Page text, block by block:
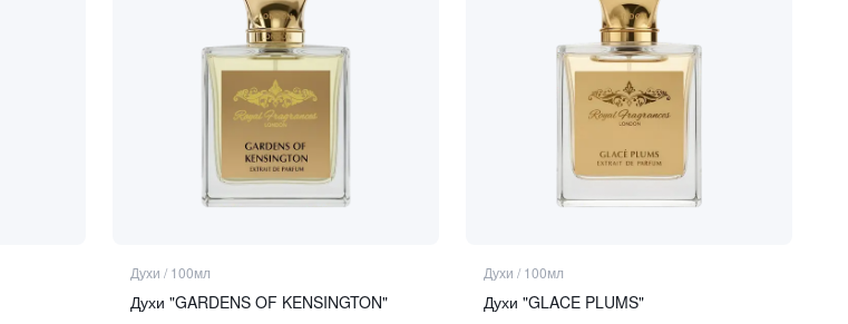
Духи / 100мл
Духи "GARDENS OF KENSINGTON"
Духи / 100мл
Духи "GLACE PLUMS"